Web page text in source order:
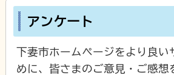
アンケート
下妻市ホームページをより良い
めに、皆さまのご意見・ご感想